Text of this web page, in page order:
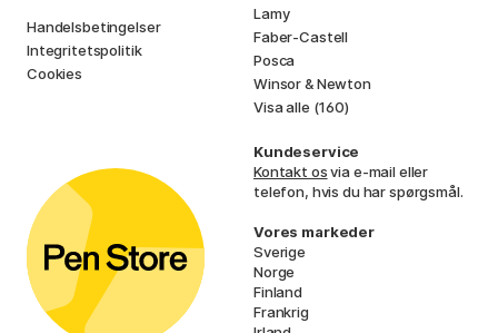
Handelsbetingelser
Integritetspolitik
Cookies
Lamy
Faber-Castell
Posca
Winsor & Newton
Visa alle (160)
Kundeservice
Kontakt osvia e-mail eller
telefon, hvis du har spørgsmål.
Vores markeder
Sverige
Norge
Finland
Frankrig